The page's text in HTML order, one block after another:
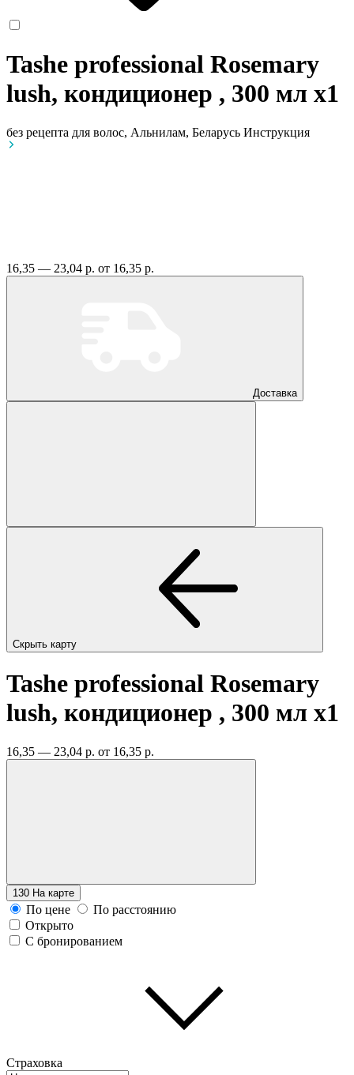
Tashe professional Rosemary
lush, кондиционер , 300 мл x1
без рецепта для волос, Альнилам, Беларусь Инструкция
16,35 — 23,04 р. от 16,35 р.
Доставка
Скрыть карту
Tashe professional Rosemary
lush, кондиционер , 300 мл x1
16,35 — 23,04 р. от 16,35 р.
130 На карте
По цене
По расстоянию
Открыто
С бронированием
Страховка